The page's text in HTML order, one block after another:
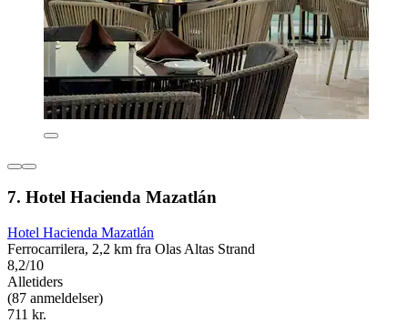
7. Hotel Hacienda Mazatlán
Hotel Hacienda Mazatlán
Ferrocarrilera, 2,2 km fra Olas Altas Strand
8,2/10
Alletiders
(87 anmeldelser)
711 kr.